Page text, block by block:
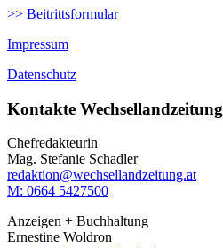
>> Beitrittsformular
Impressum
Datenschutz
Kontakte Wechsellandzeitung
Chefredakteurin
Mag. Stefanie Schadler
redaktion@wechsellandzeitung.at
M: 0664 5427500‬
Anzeigen + Buchhaltung
Ernestine Woldron